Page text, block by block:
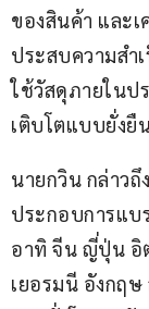
ของสินค้า และเ
ประสบความสำ
ใช้วัสดุภายในป
เติบโตแบบยั่งยื
นายกวิน กล่าวถึ
ประกอบการแบ
อาทิ จีน ญี่ปุ่น อิ
เยอรมนี อังกฤ